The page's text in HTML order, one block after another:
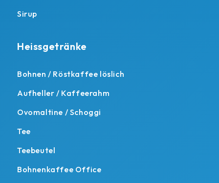
Sirup
Heissgetränke
Bohnen / Röstkaffee löslich
Aufheller / Kaffeerahm
Ovomaltine / Schoggi
Tee
Teebeutel
Bohnenkaffee Office